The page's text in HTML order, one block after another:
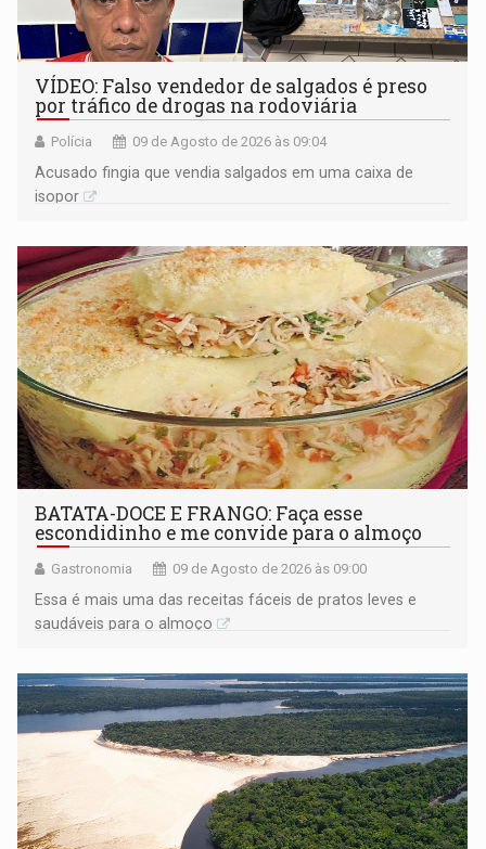
VÍDEO: Falso vendedor de salgados é preso
por tráfico de drogas na rodoviária
Polícia 09 de Agosto de 2026 às 09:04
Acusado fingia que vendia salgados em uma caixa de
isopor
BATATA-DOCE E FRANGO: Faça esse
escondidinho e me convide para o almoço
Gastronomia 09 de Agosto de 2026 às 09:00
Essa é mais uma das receitas fáceis de pratos leves e
saudáveis para o almoço